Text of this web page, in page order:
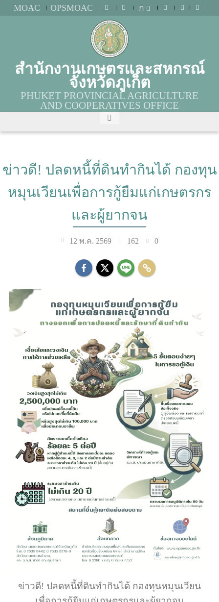
MOAC OPSMOAC ก
สำนักงานเกษตรและสหกรณ์
จังหวัดภูเก็ต
PHUKET PROVINCIAL AGRICULTURE
AND COOPERATIVES OFFICE
ข่าวดี! ปลดหนี้ที่ดินทำกินได้ กองทุน
หมุนเวียนเพื่อการกู้ยืมแก่เกษตรกร
และผู้ยากจน
12 พ.ค. 2569 162 0
ข่าวดี! ปลดหนี้ที่ดินทำกินได้ กองทุนหมุนเวียน